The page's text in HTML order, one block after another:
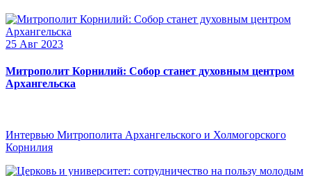
25 Авг 2023
Митрополит Корнилий: Собор станет духовным центром
Архангельска
Интервью Митрополита Архангельского и Холмогорского
Корнилия